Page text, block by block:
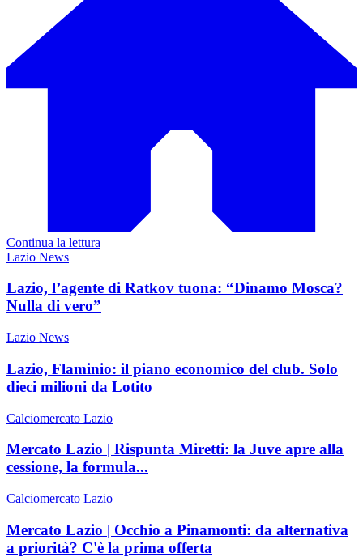
Continua la lettura
Lazio News
Lazio, l’agente di Ratkov tuona: “Dinamo Mosca?
Nulla di vero”
Lazio News
Lazio, Flaminio: il piano economico del club. Solo
dieci milioni da Lotito
Calciomercato Lazio
Mercato Lazio | Rispunta Miretti: la Juve apre alla
cessione, la formula...
Calciomercato Lazio
Mercato Lazio | Occhio a Pinamonti: da alternativa
a priorità? C'è la prima offerta